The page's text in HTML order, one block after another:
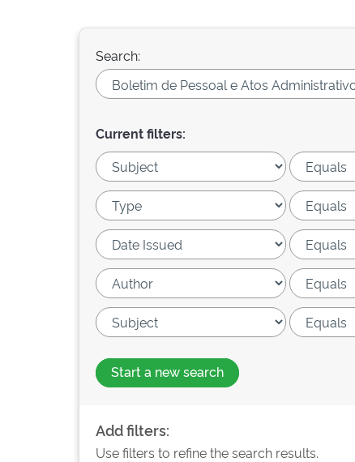
Search:
Current filters:
Start a new search
Add filters:
Use filters to refine the search results.